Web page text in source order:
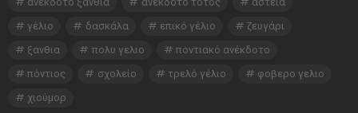
γέλιο
δασκάλα επικό γέλιο
ζευγάρι
ξανθια
πολυ γελιο
ποντιακό ανέκδοτο
πόντιος
σχολείο τρελό γέλιο
φοβερο γελιο
χιούμορ